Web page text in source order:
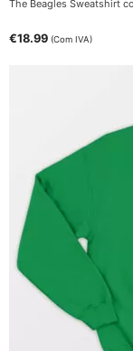
The Beagles Sweatshirt
€18.99 (Com IVA)